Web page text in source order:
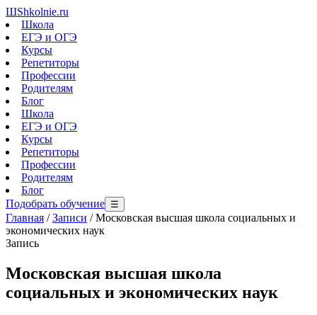
ШShkolnie.ru
Школа
ЕГЭ и ОГЭ
Курсы
Репетиторы
Профессии
Родителям
Блог
Школа
ЕГЭ и ОГЭ
Курсы
Репетиторы
Профессии
Родителям
Блог
Подобрать обучение ☰
Главная /Записи /Московская высшая школа социальных и
экономических наук
Запись
Московская высшая школа
социальных и экономических наук